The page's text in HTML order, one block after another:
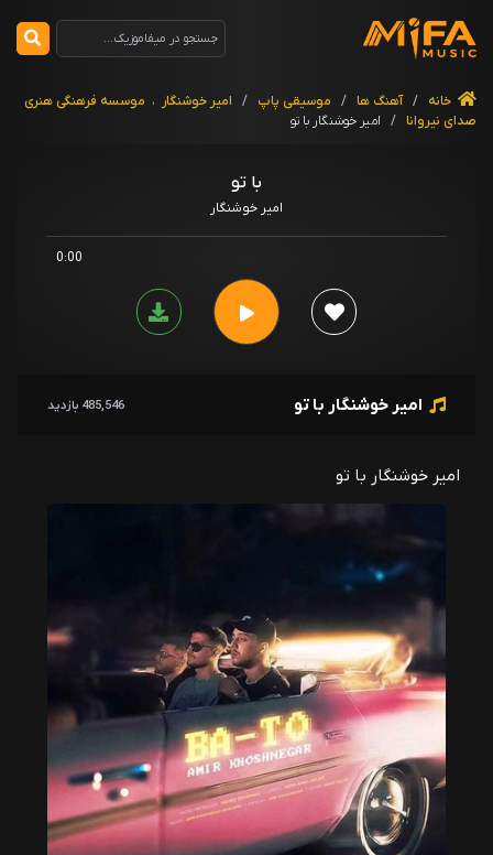
خانه / آهنگ ها / موسیقی پاپ / امیر خوشنگار ، موسسه فرهنگی هنری
صدای نیروانا / امیر خوشنگار با تو
با تو
امیر خوشنگار
0:00
امیر خوشنگار با تو 485,546 بازدید
امیر خوشنگار با تو